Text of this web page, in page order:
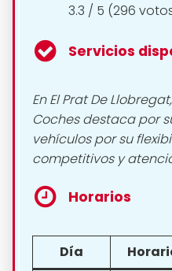
3.3 / 5 (296
Servicios
En El Prat De
Coches destaca por
vehículos por su
competitivos y
Horarios
Día